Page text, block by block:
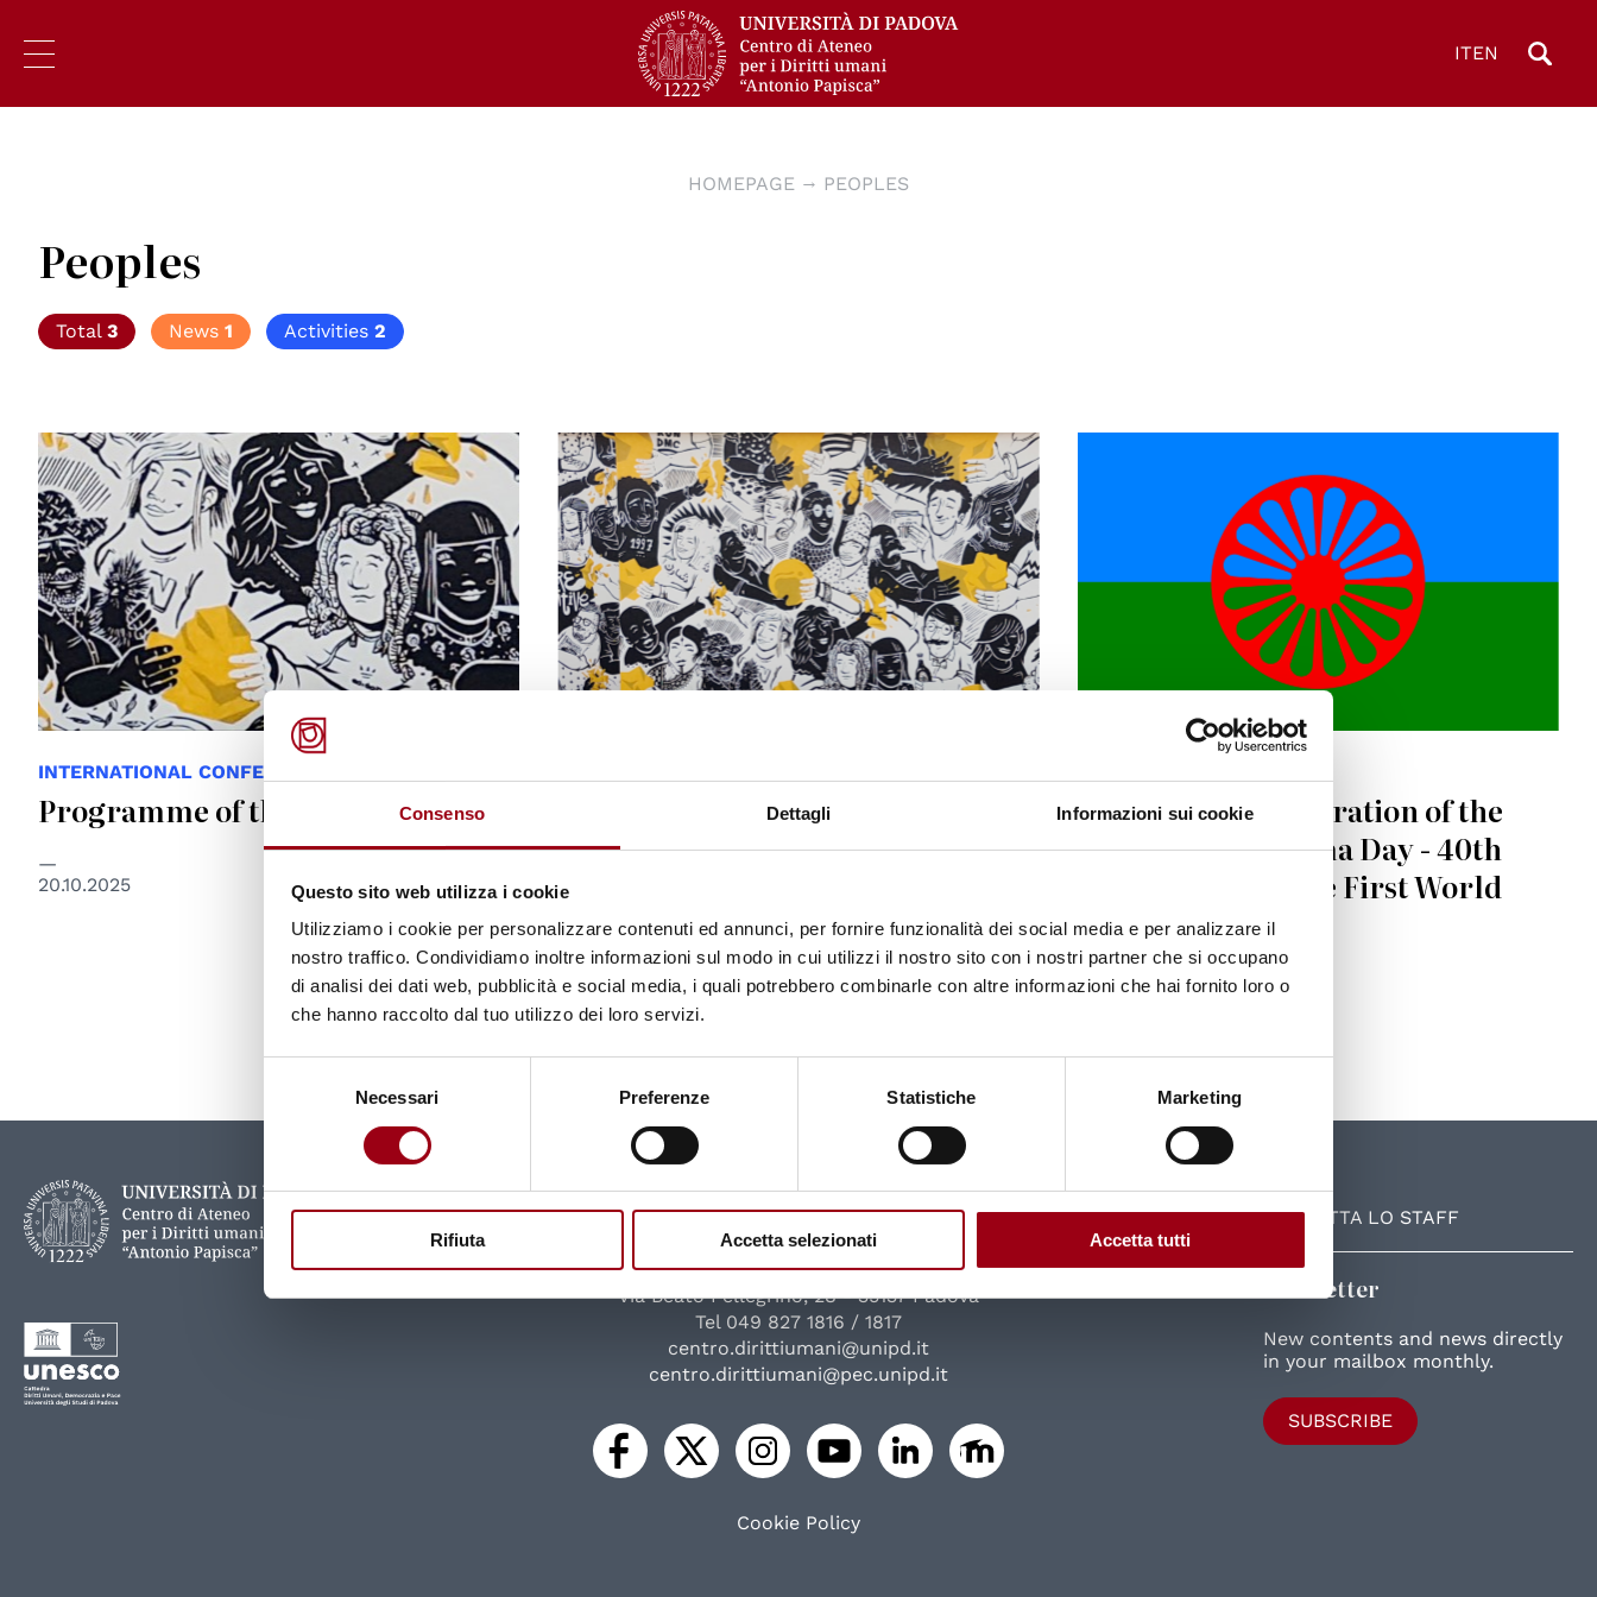
Consenso Dettagli Informazioni sui cookie
Questo sito web utilizza i cookie
Utilizziamo i cookie per personalizzare contenuti ed annunci, per fornire funzionalità dei social media e per analizzare il
nostro traffico. Condividiamo inoltre informazioni sul modo in cui utilizzi il nostro sito con i nostri partner che si occupano
di analisi dei dati web, pubblicità e social media, i quali potrebbero combinarle con altre informazioni che hai fornito loro o
che hanno raccolto dal tuo utilizzo dei loro servizi.
consenso
Necessari Preferenze Statistiche Marketing
Rifiuta Accetta selezionati Accetta tutti
ITEN
HOMEPAGE PEOPLES
Peoples
Total 3 News 1 Activities 2
© NSN997 Newpolitan street artivism -
https://www.nsn997.it/
INTERNATIONAL CONFERENCE
Programme of the Conference
20.10.2025
© NSN997 Newpolitan street artivism -
https://www.nsn997.it/
International Conference "From
the Right to Self-determination to
the Right to Peace: Human and
Peoples’ Rights in the Collapsing
Multilateral Order", University of
Padova, 10-11 November 2025
8 April 2011, Celebration of the
International Roma Day - 40th
Anniversary of the First World
Romani Congress
04.04.2011
UniPD
CONTATTA LO STAFF
Newsletter
New contents and news directly
in your mailbox monthly.
SUBSCRIBE
Università degli Studi di Padova
Centro di Ateneo per i Diritti Umani "Antonio Papisca"
Complesso Universitario
Via Beato Pellegrino, 28 - 35137 Padova
Tel 049 827 1816 / 1817
centro.dirittiumani@unipd.it
centro.dirittiumani@pec.unipd.it
Cookie Policy